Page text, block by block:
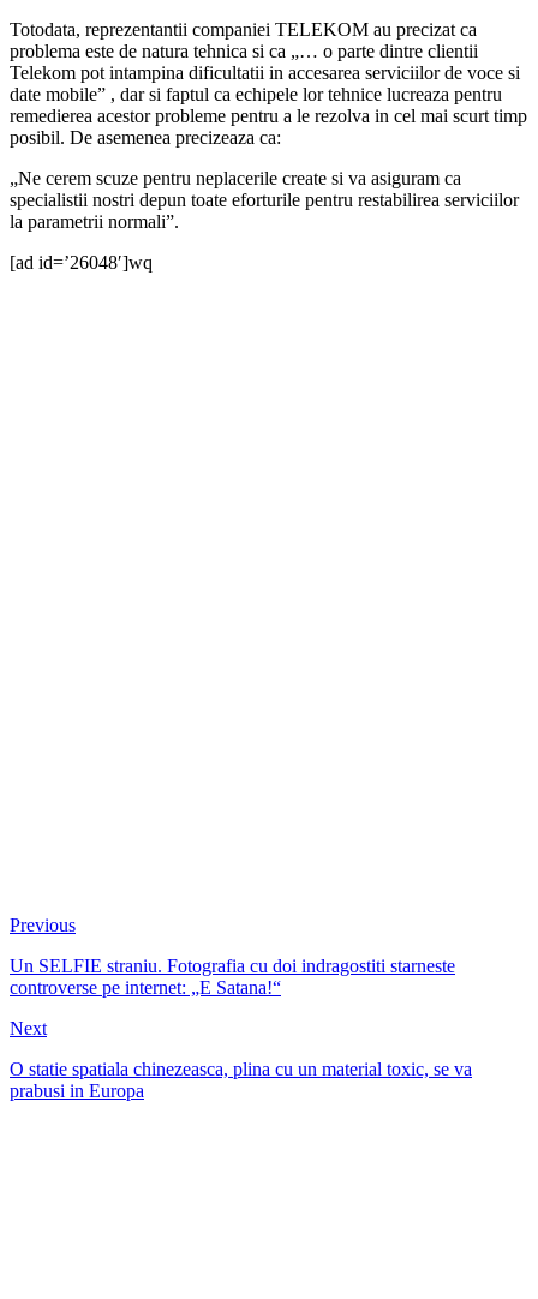
Totodata, reprezentantii companiei TELEKOM au precizat ca
problema este de natura tehnica si ca „… o parte dintre clientii
Telekom pot intampina dificultatii in accesarea serviciilor de voce si
date mobile” , dar si faptul ca echipele lor tehnice lucreaza pentru
remedierea acestor probleme pentru a le rezolva in cel mai scurt timp
posibil. De asemenea precizeaza ca:
„Ne cerem scuze pentru neplacerile create si va asiguram ca
specialistii nostri depun toate eforturile pentru restabilirea serviciilor
la parametrii normali”.
[ad id=’26048′]wq
Previous
Un SELFIE straniu. Fotografia cu doi indragostiti starneste
controverse pe internet: „E Satana!“
Next
O statie spatiala chinezeasca, plina cu un material toxic, se va
prabusi in Europa